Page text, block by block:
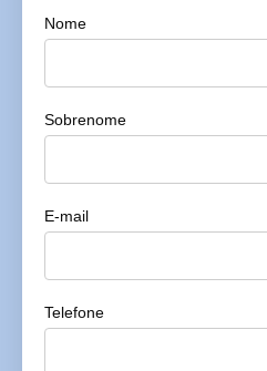
Nome
Sobrenome
E-mail
Telefone